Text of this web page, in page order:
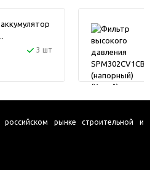
3 шт
рынке строительной и